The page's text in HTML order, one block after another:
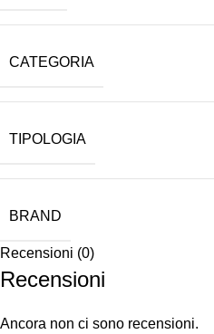
CATEGORIA
TIPOLOGIA
BRAND
Recensioni (0)
Recensioni
Ancora non ci sono recensioni.